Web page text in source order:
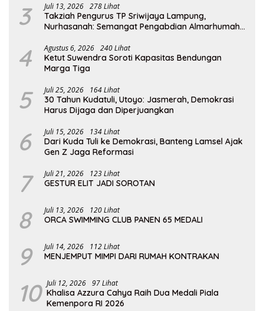
3 Juli 13, 2026 278 Lihat
Takziah Pengurus TP Sriwijaya Lampung,
Nurhasanah: Semangat Pengabdian Almarhumah
4 Agustus 6, 2026 240 Lihat
Ketut Suwendra Soroti Kapasitas Bendungan
Marga Tiga
5 Juli 25, 2026 164 Lihat
30 Tahun Kudatuli, Utoyo: Jasmerah, Demokrasi
Harus Dijaga dan Diperjuangkan
6 Juli 15, 2026 134 Lihat
Dari Kuda Tuli ke Demokrasi, Banteng Lamsel Ajak
Gen Z Jaga Reformasi
7 Juli 21, 2026 123 Lihat
GESTUR ELIT JADI SOROTAN
8 Juli 13, 2026 120 Lihat
ORCA SWIMMING CLUB PANEN 65 MEDALI
9 Juli 14, 2026 112 Lihat
MENJEMPUT MIMPI DARI RUMAH KONTRAKAN
10 Juli 12, 2026 97 Lihat
Khalisa Azzura Cahya Raih Dua Medali Piala
Kemenpora RI 2026